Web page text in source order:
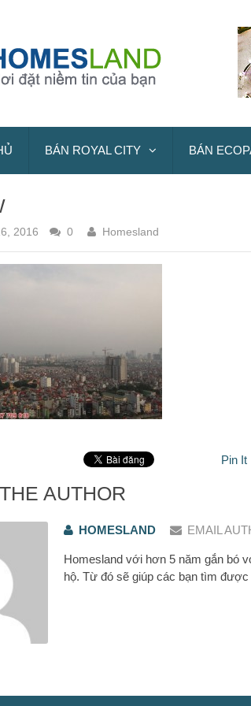
BÁN ROYAL CITY BÁN
2016 0 Homesland
Pin It
AUTHOR
HOMESLAND EMAIL
Homesland với hơn 5 năm gắn bó
hộ. Từ đó sẽ giúp các bạn tìm